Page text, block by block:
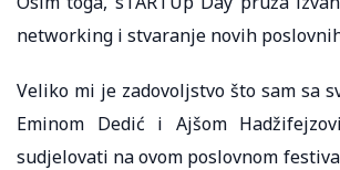
networking i stvaranje novih
Veliko mi je zadovoljstvo što sam sa
Eminom Dedić i Ajšom
sudjelovati na ovom poslovnom